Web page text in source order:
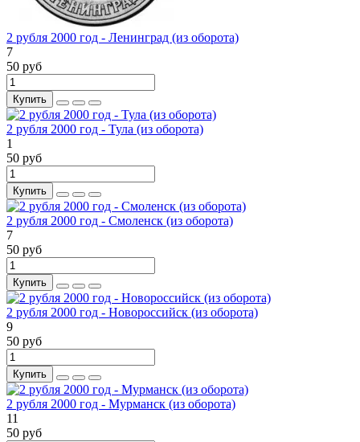
2 рубля 2000 год - Ленинград (из оборота)
7
50 руб
Купить
2 рубля 2000 год - Тула (из оборота)
1
50 руб
Купить
2 рубля 2000 год - Смоленск (из оборота)
7
50 руб
Купить
2 рубля 2000 год - Новороссийск (из оборота)
9
50 руб
Купить
2 рубля 2000 год - Мурманск (из оборота)
11
50 руб